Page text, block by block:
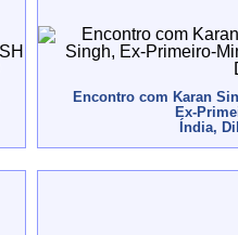
Encontro com Karan
Ex-
Índia,